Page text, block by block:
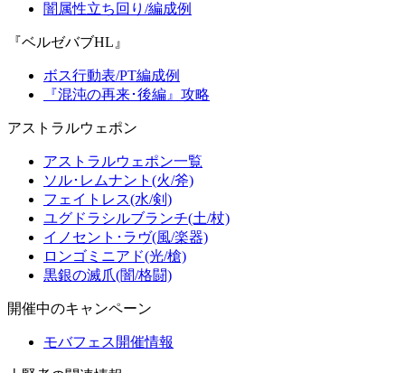
闇属性立ち回り/編成例
『ベルゼバブHL』
ボス行動表/PT編成例
『混沌の再来･後編』攻略
アストラルウェポン
アストラルウェポン一覧
ソル･レムナント(火/斧)
フェイトレス(水/剣)
ユグドラシルブランチ(土/杖)
イノセント･ラヴ(風/楽器)
ロンゴミニアド(光/槍)
黒銀の滅爪(闇/格闘)
開催中のキャンペーン
モバフェス開催情報